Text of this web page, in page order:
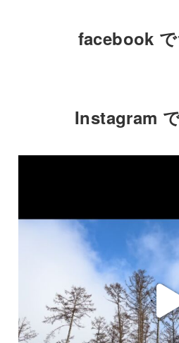
facebook
Instagram